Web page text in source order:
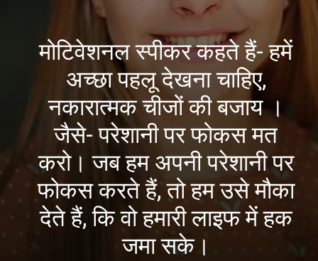
मोटिवेशनल स्पीकर कहते हैं- हमें
अच्छा पहलू देखना चाहिए,
नकारात्मक चीजों की बजाय ।
जैसे- परेशानी पर फोकस मत
करो। जब हम अपनी परेशानी पर
फोकस करते हैं, तो हम उसे मौका
देते हैं, कि वो हमारी लाइफ में हक
जमा सके।